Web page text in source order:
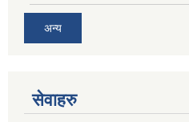
अन्य
सेवाहरु